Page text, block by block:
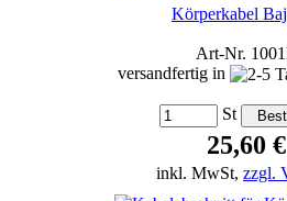
Körperkabel
Art-Nr.
versandfertig in
St
25,60 €
inkl. MwSt, zzgl.